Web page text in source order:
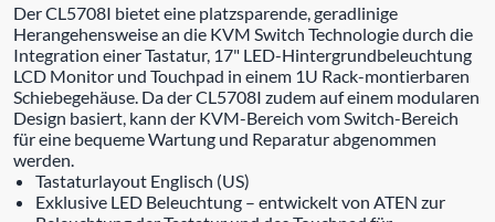
Der CL5708I bietet eine platzsparende, geradlinige
Herangehensweise an die KVM Switch Technologie durch die
Integration einer Tastatur, 17" LED-Hintergrundbeleuchtung
LCD Monitor und Touchpad in einem 1U Rack-montierbaren
Schiebegehäuse. Da der CL5708I zudem auf einem modularen
Design basiert, kann der KVM-Bereich vom Switch-Bereich
für eine bequeme Wartung und Reparatur abgenommen
werden.
Tastaturlayout Englisch (US)
Exklusive LED Beleuchtung – entwickelt von ATEN zur